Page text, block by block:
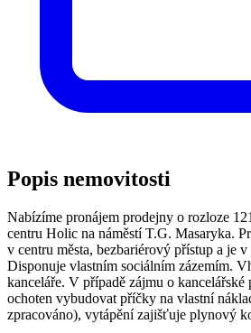
Popis nemovitosti
Nabízíme pronájem prodejny o rozloze
centru Holic na náměstí T.G. Masaryka.
v centru města, bezbariérový přístup a je
Disponuje vlastním sociálním zázemím.
kanceláře. V případě zájmu o kancelářské
ochoten vybudovat příčky na vlastní
zpracováno), vytápění zajišťuje plynový